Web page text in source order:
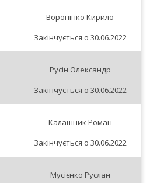
Воронінко Кирило
Закінчується о 30.06.2022
Русін Олександр
Закінчується о 30.06.2022
Калашник Роман
Закінчується о 30.06.2022
Мусієнко Руслан